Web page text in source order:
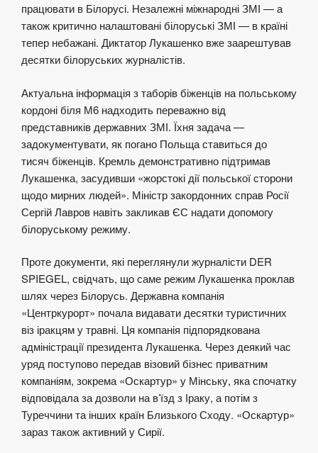
працювати в Білорусі. Незалежні міжнародні ЗМІ — а
також критично налаштовані білоруські ЗМІ — в країні
тепер небажані. Диктатор Лукашенко вже заарештував
десятки білоруських журналістів.
Актуальна інформація з таборів біженців на польському
кордоні біля М6 надходить переважно від
представників державних ЗМІ. Їхня задача —
задокументувати, як погано Польща ставиться до
тисяч біженців. Кремль демонстративно підтримав
Лукашенка, засудивши «жорстокі дії польської сторони
щодо мирних людей». Міністр закордонних справ Росії
Сергій Лавров навіть закликав ЄС надати допомогу
білоруському режиму.
Проте документи, які переглянули журналісти DER
SPIEGEL, свідчать, що саме режим Лукашенка проклав
шлях через Білорусь. Державна компанія
«Центркурорт» почала видавати десятки туристичних
віз іракцям у травні. Ця компанія підпорядкована
адміністрації президента Лукашенка. Через деякий час
уряд поступово передав візовий бізнес приватним
компаніям, зокрема «Оскартур» у Мінську, яка спочатку
відповідала за дозволи на в’їзд з Іраку, а потім з
Туреччини та інших країн Близького Сходу. «Оскартур»
зараз також активний у Сирії.